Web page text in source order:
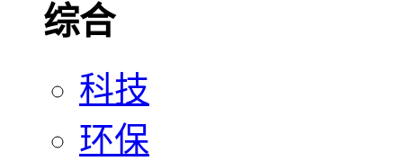
综合
科技
环保